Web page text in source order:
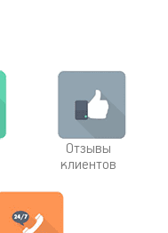
Отзывы
клиентов